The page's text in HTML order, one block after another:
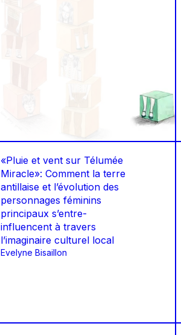
«Pluie et vent sur Télumée
Miracle»: Comment la terre
antillaise et l’évolution des
personnages féminins
principaux s’entre-
influencent à travers
l’imaginaire culturel local
Evelyne Bisaillon